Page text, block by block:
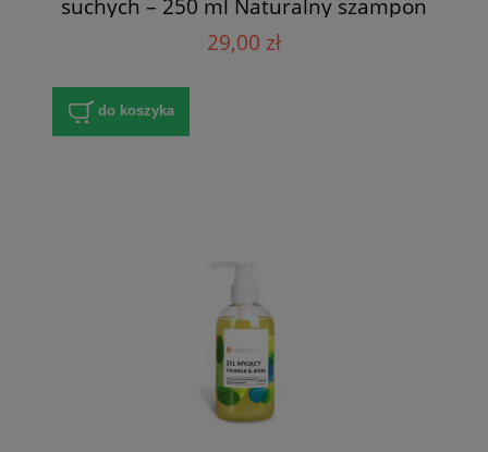
nawilżający do włosów suchych i
puszących się
29,00 zł
do koszyka